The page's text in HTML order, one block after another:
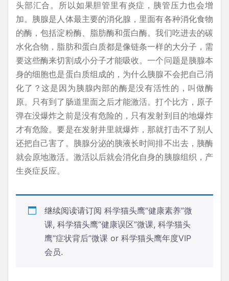
头部汇合。所以如果胆管里有炎症，胰管压力也会增
加。胰腺是人体最主要的消化腺，里面有各种消化食物
的酶，包括淀粉酶、脂肪酶和蛋白酶。我们吃进去的碳
水化合物，脂肪和蛋白质都是像链条一样的大分子，需
要这些酶来切割成小分子才能吸收。一个问题是胰腺本
身的细胞也是蛋白质组成的，为什么胰腺不会把自己消
化了？这是因为胰腺内部的酶是没有活性的，叫做酶
原。只有到了肠道里面之后才能激活。打个比方，原子
弹在没爆炸之前是没有危险的，只有发射到目的地爆炸
才有危险。要是在发射井里就爆炸，那就打击不了别人
还把自己害了。胰腺分泌的胰液长时间排不出去，胰酶
就会原地激活。激活以后就会消化自身的胰腺组织，产
生炎症反应。
继续阅读请订阅 科学猫头鹰“健康素养”微
课, 科学猫头鹰“健康误区”微课, 科学猫头
鹰“症状背后”微课 or 科学猫头鹰年度VIP
会员.